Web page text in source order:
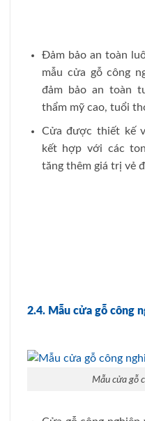
Đảm bảo an toàn
mẫu cửa gỗ công
đảm bảo an toàn
thẩm mỹ cao, tuổi
Cửa được thiết kế
kết hợp với các
tăng thêm giá trị vẻ
2.4. Mẫu cửa gỗ công
Mẫu cửa gỗ